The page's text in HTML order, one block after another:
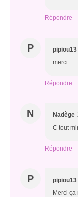
Répondre
P pipiou13
merci
Répondre
N Nadège
C tout
Répondre
P pipiou13
Merci